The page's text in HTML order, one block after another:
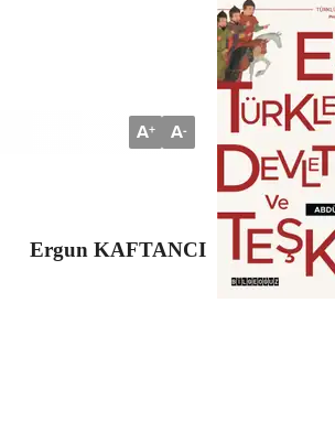
A+ A-
Ergun KAFTANCI